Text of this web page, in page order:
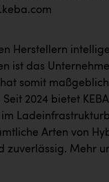
Herstellern
ist das
somit
2024 bietet
Arten von
zuverlässig. Mehr